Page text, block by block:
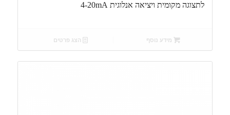
לתצוגה מקומית ויציאה אנלוגית 4-20mA
מידע נוסף הצג פרטים